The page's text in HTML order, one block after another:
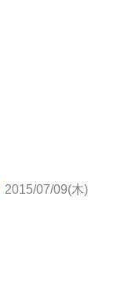
2015/07/09(木)